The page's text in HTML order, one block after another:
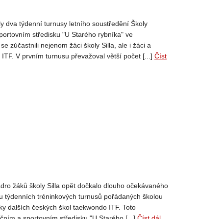
dva týdenní turnusy letního soustředění Školy
středisku "U Starého rybníka" ve
zúčastnili nejenom žáci školy Silla, ale i žáci a
V prvním turnusu převažoval větší počet [...] Číst
žáků školy Silla opět dočkalo dlouho očekávaného
týdenních tréninkových turnusů pořádaných školou
dalších českých škol taekwondo ITF. Toto